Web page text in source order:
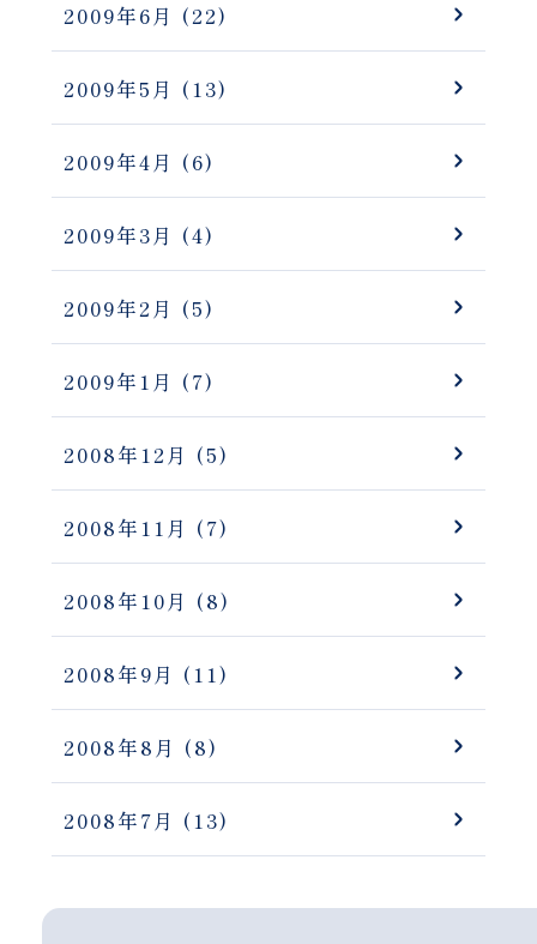
2009年6月 (22)
2009年5月 (13)
2009年4月 (6)
2009年3月 (4)
2009年2月 (5)
2009年1月 (7)
2008年12月 (5)
2008年11月 (7)
2008年10月 (8)
2008年9月 (11)
2008年8月 (8)
2008年7月 (13)